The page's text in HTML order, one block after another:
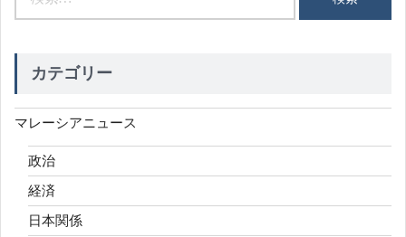
カテゴリー
マレーシアニュース
政治
経済
日本関係